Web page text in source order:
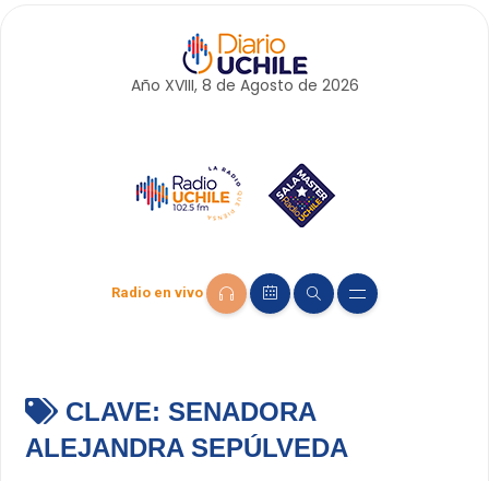
Año XVIII, 8 de Agosto de 2026
Radio en vivo
CLAVE: SENADORA
ALEJANDRA SEPÚLVEDA